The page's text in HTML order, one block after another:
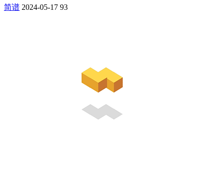
简谱 2024-05-17 93